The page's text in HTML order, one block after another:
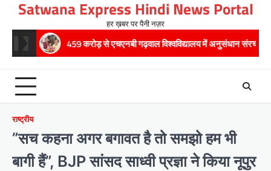
content
Satwana Express Hindi News Portal
हर ख़बर पर पैनी नज़र
459 करोड़ से एचएनबी गढ़वाल विश्वविद्यालय में अनुसंधान संरचना होगी सुदृढ,उच्च
राष्ट्रीय
”सच कहना अगर बगावत है तो समझो हम भी
बागी हैं”, BJP सांसद साध्वी प्रज्ञा ने किया नूपुर